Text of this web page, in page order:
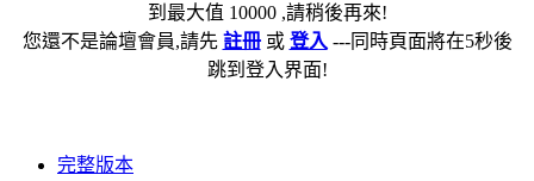
到最大值 10000 ,請稍後再來!
您還不是論壇會員,請先 註冊或 登入 ---同時頁面將在5秒後
跳到登入界面!
完整版本